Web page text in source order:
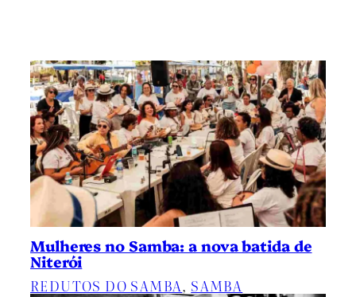
Mulheres no Samba: a nova batida de
Niterói
REDUTOS DO SAMBA, SAMBA